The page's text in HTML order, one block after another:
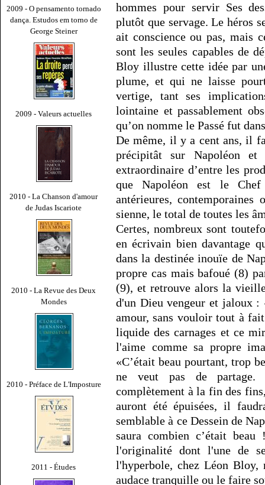
2009 - O pensamento tornado
dança. Estudos em torno de
George Steiner
2009 - Valeurs actuelles
2010 - La Chanson d'amour
de Judas Iscariote
2010 - La Revue des Deux
Mondes
2010 - Préface de L'Imposture
2011 - Études
hommes pour servir Ses
plutôt que servage. Le héros
ait conscience ou pas, mais
sont les seules capables de
Bloy illustre cette idée par
plume, et qui ne laisse
vertige, tant ses
lointaine et passablement
qu’on nomme le Passé fut
De même, il y a cent ans, il
précipitât sur Napoléon
extraordinaire d’entre les
que Napoléon est le
antérieures,
sienne, le total de toutes les
Certes, nombreux sont
en écrivain bien davantage
dans la destinée inouïe de
propre cas mais bafoué (8)
(9), et retrouve alors la
d'un Dieu vengeur et jaloux
amour, sans vouloir tout à
liquide des carnages et ce
l'aime comme sa propre
«C’était beau pourtant, trop
ne veut pas de partage.
complètement à la fin des
auront été épuisées, il
semblable à ce Dessein de
saura combien c’était
l'originalité dont l'une de
l'hyperbole, chez Léon Bloy,
audace tranquille ou le faire